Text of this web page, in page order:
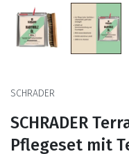
SCHRADER
SCHRADER
Pflegeset mit